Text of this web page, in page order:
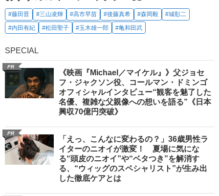
#藤田晋 #三山凌輝 #高市早苗 #後藤真希 #森岡毅
#城彰二
#内田有紀
#松田聖子 #玉木雄一郎 #亀和田武
SPECIAL
PR
《映画『Michael／マイケル』》父ジョセ
フ・ジャクソン役、コールマン・ドミンゴ
オフィシャルインタビュー“観客を魅了した
名優、複雑な父親像への想いを語る”《日本
興収70億円突破》
PR
「えっ、こんなに変わるの？」36歳男性ラ
イターのニオイが激変！ 夏場に気にな
る“頭皮のニオイ”や“ベタつき”を解消す
る、“ウィッグのスペシャリスト”が生み出
した徹底ケアとは